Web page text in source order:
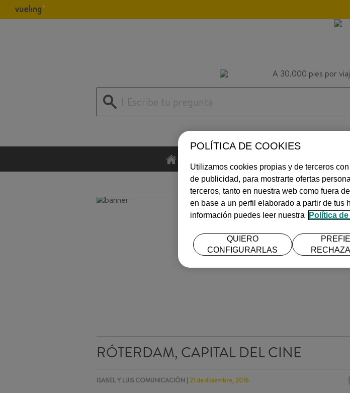
Escribe tu pregunta
RÓTERDAM, CAPITAL DEL CINE
ISABEL Y LUIS COMUNICACIÓN | 21 de diciembre, 2016
POLÍTICA DE COOKIES
Utilizamos cookies propias y de terceros
de publicidad, para mostrarte ofertas
terceros, tanto en nuestra web como fuera
en base a un perfil elaborado a partir de tus
información puedes leer nuestra
Política
QUIERO
CONFIGURARLAS